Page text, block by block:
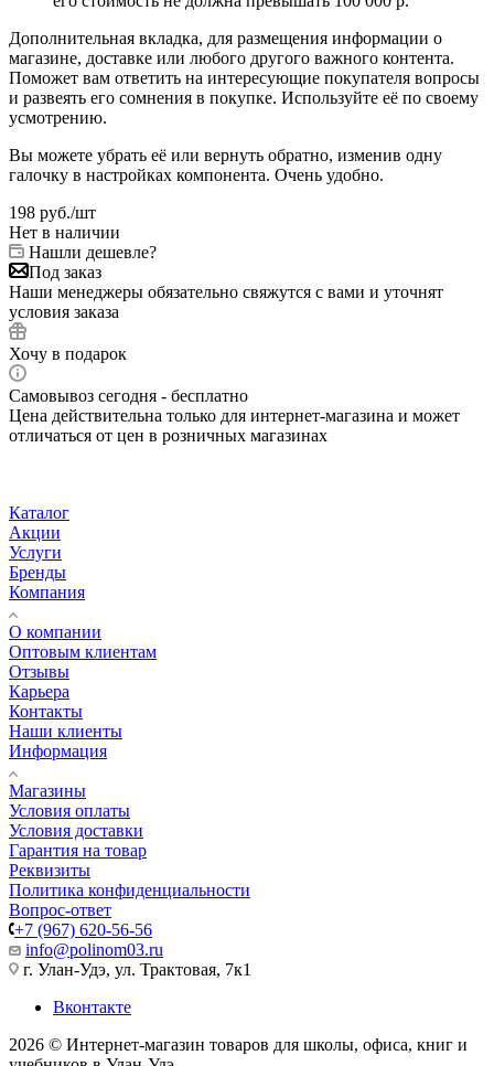
Дополнительная вкладка, для размещения информации о
магазине, доставке или любого другого важного контента.
Поможет вам ответить на интересующие покупателя вопросы
и развеять его сомнения в покупке. Используйте её по своему
усмотрению.
Вы можете убрать её или вернуть обратно, изменив одну
галочку в настройках компонента. Очень удобно.
198 руб./шт
Нет в наличии
Нашли дешевле?
Под заказ
Наши менеджеры обязательно свяжутся с вами и уточнят
условия заказа
Хочу в подарок
Самовывоз сегодня - бесплатно
Цена действительна только для интернет-магазина и может
отличаться от цен в розничных магазинах
Каталог
Акции
Услуги
Бренды
Компания
О компании
Оптовым клиентам
Отзывы
Карьера
Контакты
Наши клиенты
Информация
Магазины
Условия оплаты
Условия доставки
Гарантия на товар
Реквизиты
Политика конфиденциальности
Вопрос-ответ
+7 (967) 620-56-56
info@polinom03.ru
г. Улан-Удэ, ул. Трактовая, 7к1
Вконтакте
2026 © Интернет-магазин товаров для школы, офиса, книг и